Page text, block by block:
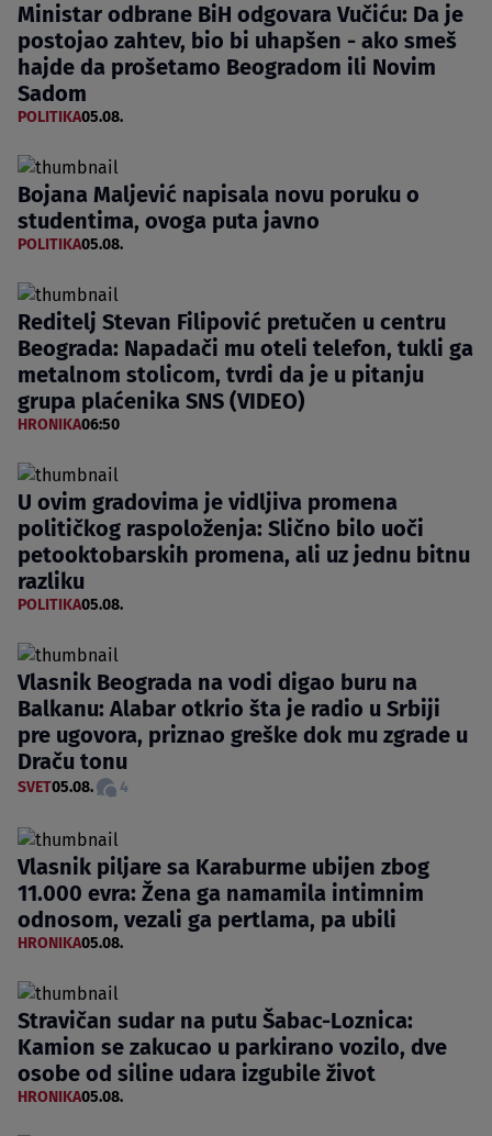
Ministar odbrane BiH odgovara Vučiću: Da je
postojao zahtev, bio bi uhapšen - ako smeš
hajde da prošetamo Beogradom ili Novim
Sadom
POLITIKA05.08.
Bojana Maljević napisala novu poruku o
studentima, ovoga puta javno
POLITIKA05.08.
Reditelj Stevan Filipović pretučen u centru
Beograda: Napadači mu oteli telefon, tukli ga
metalnom stolicom, tvrdi da je u pitanju
grupa plaćenika SNS (VIDEO)
HRONIKA06:50
U ovim gradovima je vidljiva promena
političkog raspoloženja: Slično bilo uoči
petooktobarskih promena, ali uz jednu bitnu
razliku
POLITIKA05.08.
Vlasnik Beograda na vodi digao buru na
Balkanu: Alabar otkrio šta je radio u Srbiji
pre ugovora, priznao greške dok mu zgrade u
Draču tonu
SVET05.08. 4
Vlasnik piljare sa Karaburme ubijen zbog
11.000 evra: Žena ga namamila intimnim
odnosom, vezali ga pertlama, pa ubili
HRONIKA05.08.
Stravičan sudar na putu Šabac-Loznica:
Kamion se zakucao u parkirano vozilo, dve
osobe od siline udara izgubile život
HRONIKA05.08.